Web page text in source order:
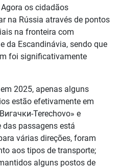
os cidadãos
na Rússia através de pontos
na fronteira com
da Escandinávia, sendo que
foi significativamente
2025, apenas alguns
estão efetivamente em
Terechovo» e
das passagens está
várias direções, foram
aos tipos de transporte;
alguns postos de